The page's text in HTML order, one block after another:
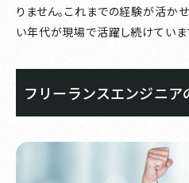
りません。これまでの経験が活か
い年代が現場で活躍し続けていま
フリーランスエンジニア